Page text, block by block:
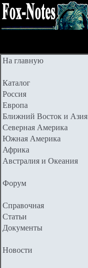
На главную
Каталог
Россия
Европа
Ближний Восток и Азия
Северная Америка
Южная Америка
Африка
Австралия и Океания
Форум
Справочная
Статьи
Документы
Новости